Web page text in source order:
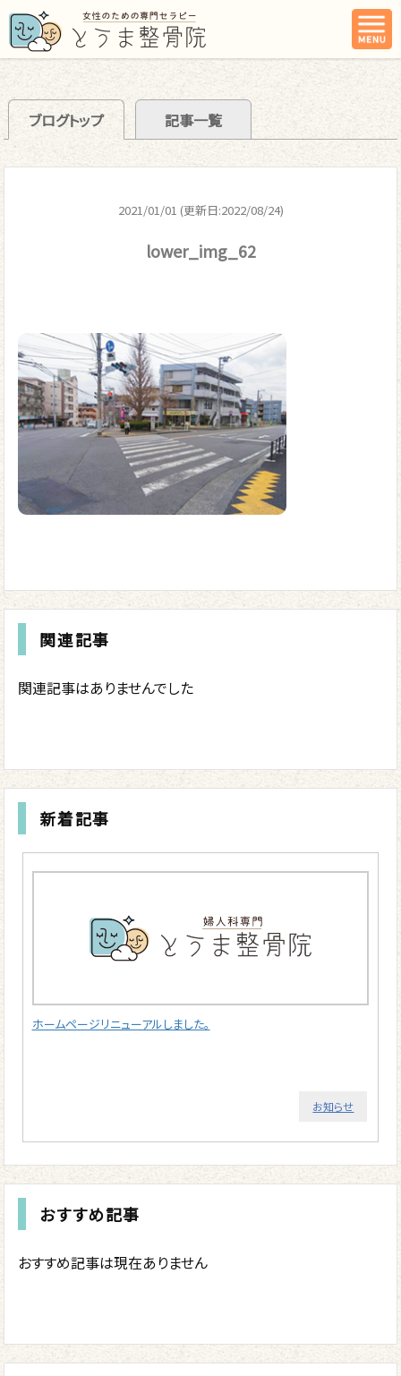
ブログトップ 記事一覧
2021/01/01 (更新日:2022/08/24)
lower_img_62
関連記事
関連記事はありませんでした
新着記事
ホームページリニューアルしました。
お知らせ
おすすめ記事
おすすめ記事は現在ありません